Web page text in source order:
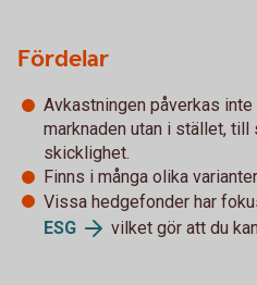
Fördelar
Avkastningen påverkas
marknaden utan i stället,
skicklighet.
Finns i många olika
Vissa hedgefonder har
ESG
vilket gör att du